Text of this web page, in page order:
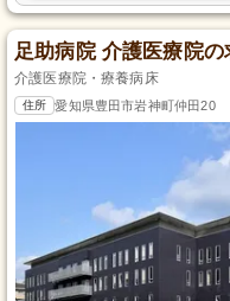
足助病院 介護医療院の
介護医療院・療養病床
住所 愛知県豊田市岩神町仲田20